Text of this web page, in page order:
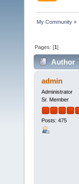
My Community »
Pages: [1]
Author
admin
Administrator
Sr. Member
Posts: 475